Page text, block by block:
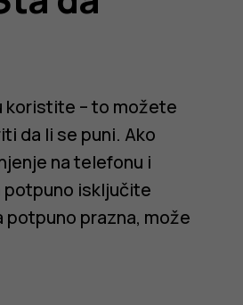
koristite – to možete
da li se puni. Ako
na telefonu i
potpuno isključite
potpuno prazna, može